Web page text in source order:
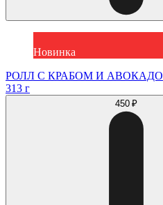
Новинка
РОЛЛ С КРАБОМ И АВОКАДО
313 г
450 ₽